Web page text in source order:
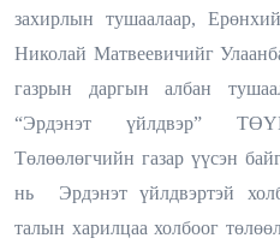
захирлын тушаалаар,
Николай Матвеевичийг
газрын даргын албан
“Эрдэнэт үйлдвэр”
Төлөөлөгчийн газар үүсэн
нь Эрдэнэт үйлдвэртэй
талын харилцаа холбоог